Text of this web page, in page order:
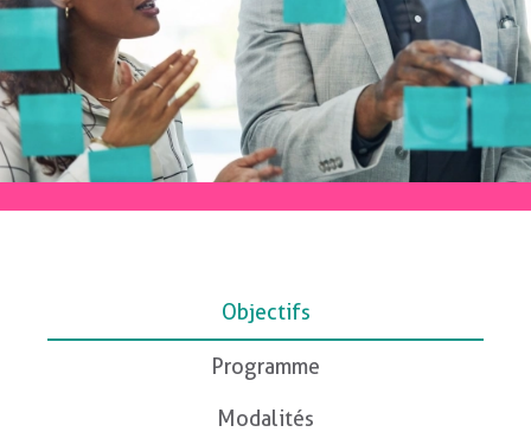
Objectifs
Programme
Modalités